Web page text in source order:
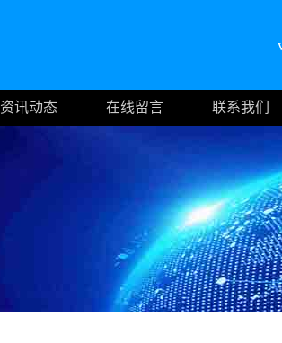
资讯动态 在线留言 联系我们